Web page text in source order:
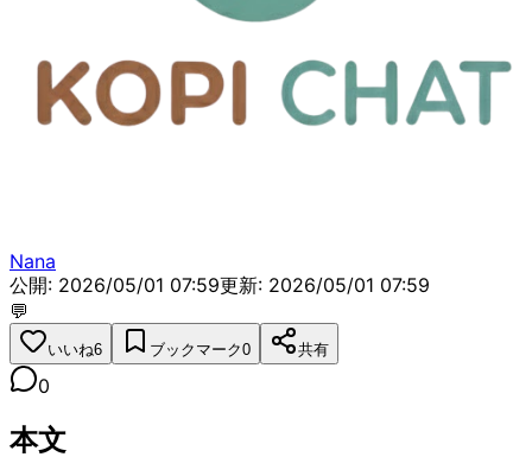
X (旧Twitter)
掲示板トップ/その他/質問・相談
Nana
公開: 2026/05/01 07:59更新: 2026/05/01 07:59
💬
いいね6 ブックマーク0 共有
0
本文